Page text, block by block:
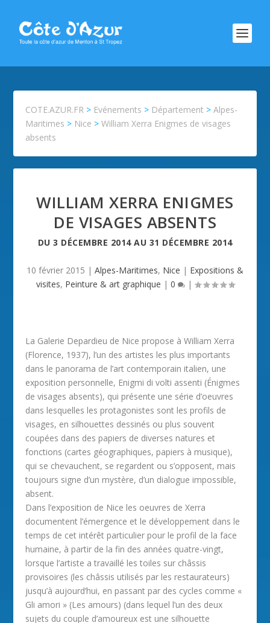
COTE.AZUR.FR > Evénements > Département >Alpes-
Maritimes > Nice >William Xerra Enigmes de visages
absents
WILLIAM XERRA ENIGMES
DE VISAGES ABSENTS
DU 3 DÉCEMBRE 2014AU 31 DÉCEMBRE 2014
10 février 2015 | Alpes-Maritimes, Nice | Expositions &
visites, Peinture & art graphique | 0 |
La Galerie Depardieu de Nice propose à William Xerra
(Florence, 1937), l’un des artistes les plus importants
dans le panorama de l’art contemporain italien, une
exposition personnelle, Enigmi di volti assenti (Énigmes
de visages absents), qui présente une série d’oeuvres
dans lesquelles les protagonistes sont les profils de
visages, en silhouettes dessinés ou plus souvent
coupées dans des papiers de diverses natures et
fonctions (cartes géographiques, papiers à musique),
qui se chevauchent, se regardent ou s’opposent, mais
toujours signe d’un mystère, d’un dialogue impossible,
absent.
Dans l’exposition de Nice les oeuvres de Xerra
documentent l’émergence et le développement dans le
temps de cet intérêt particulier pour le profil de la face
humaine, à partir de la fin des années quatre-vingt,
lorsque l’artiste a travaillé les toiles sur châssis
provisoires (les châssis utilisés par les restaurateurs)
jusqu’à aujourd’hui, en passant par des cycles comme «
Gli amori » (Les amours) (dans lequel l’un des deux
sujets du couple d’amoureux est une silhouette